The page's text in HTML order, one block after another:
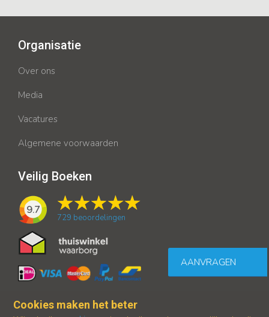
AANVRAGEN
Organisatie
Over ons
Media
Vacatures
Algemene voorwaarden
Veilig Boeken
9.7
729 beoordelingen
Cookies maken het beter